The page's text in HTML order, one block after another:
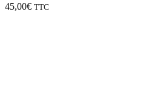
45,00€ TTC